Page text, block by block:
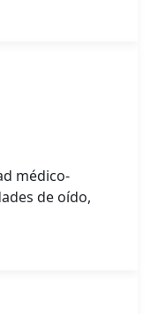
médico-
de oído,